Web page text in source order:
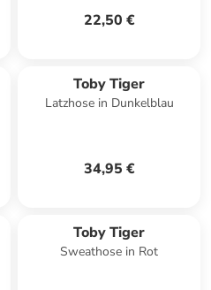
22,50 €
Toby Tiger
Latzhose in Dunkelblau
34,95 €
Toby Tiger
Sweathose in Rot